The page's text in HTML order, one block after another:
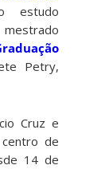
estudo
Petry,
Cruz e
de
14 de